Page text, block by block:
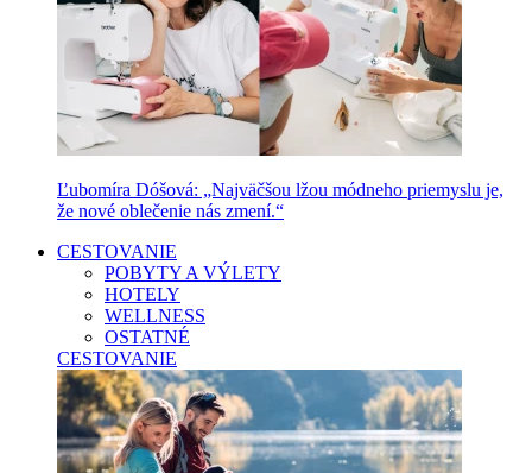
Ľubomíra Dóšová: „Najväčšou lžou módneho priemyslu je,
že nové oblečenie nás zmení.“
CESTOVANIE
POBYTY A VÝLETY
HOTELY
WELLNESS
OSTATNÉ
CESTOVANIE